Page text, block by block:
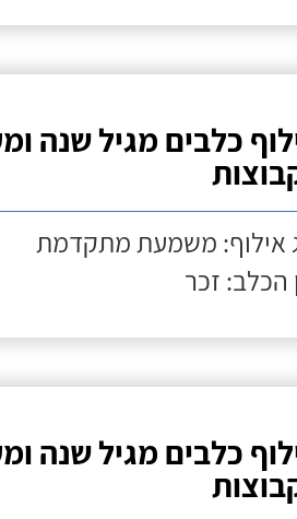
כלבים מגיל שנה
אילוף: משמעת מתקדמת
הכלב: זכר
כלבים מגיל שנה